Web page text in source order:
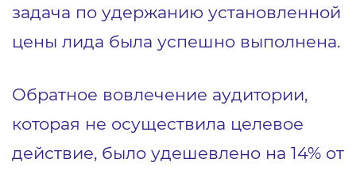
задача по удержанию установленной
цены лида была успешно выполнена.
Обратное вовлечение аудитории,
которая не осуществила целевое
действие, было удешевлено на 14% от